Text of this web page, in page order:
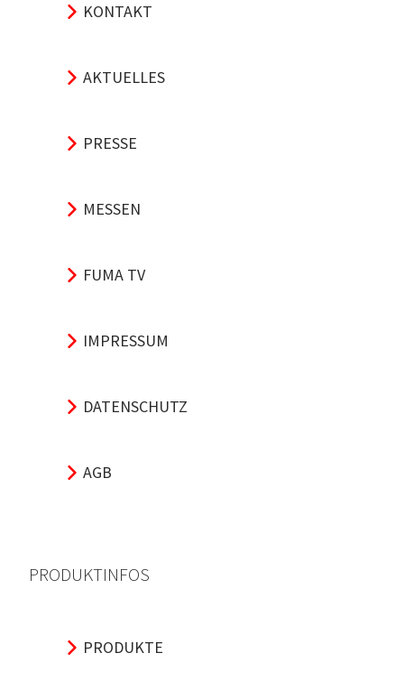
KONTAKT
AKTUELLES
PRESSE
MESSEN
FUMA TV
IMPRESSUM
DATENSCHUTZ
AGB
PRODUKTINFOS
PRODUKTE